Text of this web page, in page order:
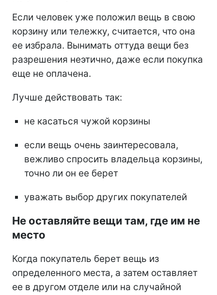
Если человек уже положил вещь в свою
корзину или тележку, считается, что она
ее избрала. Вынимать оттуда вещи без
разрешения неэтично, даже если покупка
еще не оплачена.
Лучше действовать так:
не касаться чужой корзины
если вещь очень заинтересовала,
вежливо спросить владельца корзины,
точно ли он ее берет
уважать выбор других покупателей
Не оставляйте вещи там, где им не
место
Когда покупатель берет вещь из
определенного места, а затем оставляет
ее в другом отделе или на случайной